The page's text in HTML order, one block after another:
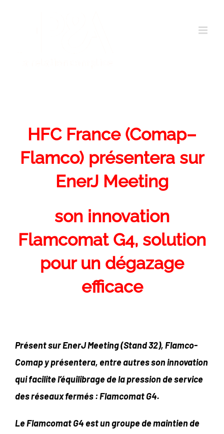
HFC France (Comap–
Flamco) présentera sur
EnerJ Meeting
son innovation
Flamcomat G4, solution
pour un dégazage
efficace
Présent sur EnerJ Meeting (Stand 32), Flamco-
Comap y présentera, entre autres son innovation
quifacilite l’équilibrage de la pression de service
des réseaux fermés : Flamcomat G4.
Le Flamcomat G4 est un groupe de maintien de